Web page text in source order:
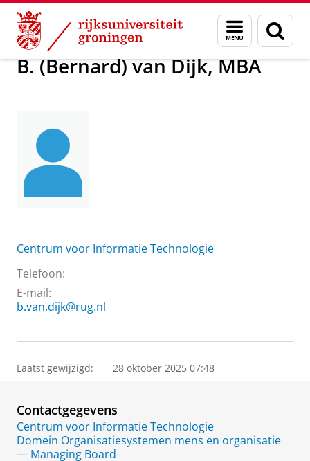
Skip
Content
Skip
Navigation
Menu
en
zoeken
Over ons B. (Bernard) van Dijk, MBA
B. (Bernard) van Dijk, MBA
Centrum voor Informatie Technologie
Telefoon:
E-mail:
b.van.dijk@rug.nl
Laatst gewijzigd: 28 oktober 2025 07:48
Contactgegevens
Centrum voor Informatie Technologie
Domein Organisatiesystemen mens en organisatie
— Managing Board